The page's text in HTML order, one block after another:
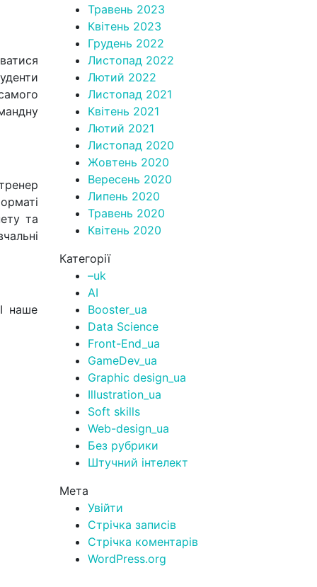
та
наше
Травень 2023
Квітень 2023
Грудень 2022
Листопад 2022
Лютий 2022
Листопад 2021
Квітень 2021
Лютий 2021
Листопад 2020
Жовтень 2020
Вересень 2020
Липень 2020
Травень 2020
Квітень 2020
Категорії
–uk
AI
Booster_ua
Data Science
Front-End_ua
GameDev_ua
Graphic design_ua
Illustration_ua
Soft skills
Web-design_ua
Без рубрики
Штучний інтелект
Мета
Увійти
Стрічка записів
Стрічка коментарів
WordPress.org